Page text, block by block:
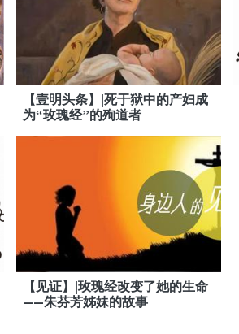
【壹明头条】|死于狱中的产妇成
为“玫瑰经”的殉道者
【见证】|玫瑰经改变了她的生命
——朱芬芳姊妹的故事